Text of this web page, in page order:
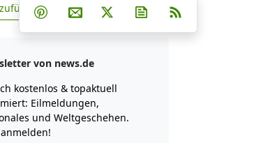
Google hinzufügen
Teilen auf Facebook
Teilen auf Whatsapp
Teilen auf Telegram
Teilen auf Pinterest
Per E-Mail teilen
Post auf XNewsletter
von news.de
kostenlos & topaktuell
Eilmeldungen,
und Weltgeschehen.
anmelden!